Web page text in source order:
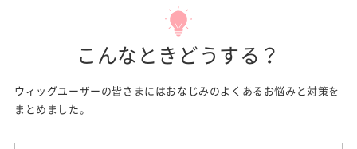
こんなときどうする？
ウィッグユーザーの皆さまにはおなじみのよくあるお悩みと対策を
まとめました。